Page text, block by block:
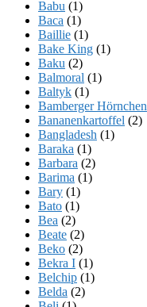
Babu (1)
Baca (1)
Baillie (1)
Bake King (1)
Baku (2)
Balmoral (1)
Baltyk (1)
Bamberger Hörnchen
Bananenkartoffel (2)
Bangladesh (1)
Baraka (1)
Barbara (2)
Barima (1)
Bary (1)
Bato (1)
Bea (2)
Beate (2)
Beko (2)
Bekra I (1)
Belchip (1)
Belda (2)